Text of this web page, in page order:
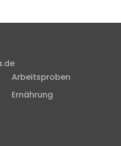
Arbeitsproben
Ernährung